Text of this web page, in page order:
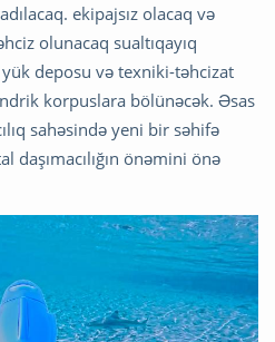
ekipajsız olacaq və
olunacaq sualtıqayıq
deposu və texniki-təhcizat
korpuslara bölünəcək. Əsas
sahəsində yeni bir səhifə
daşımacılığın önəmini önə